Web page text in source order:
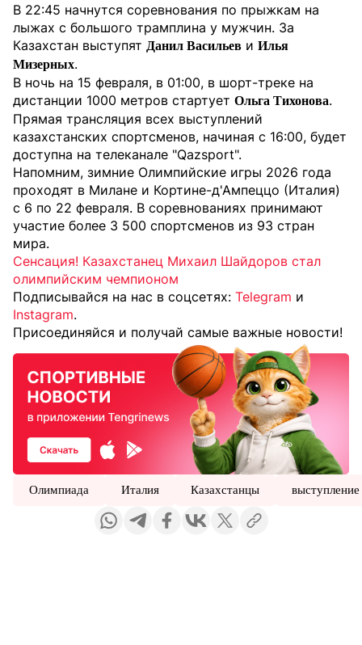
В 22:45 начнутся соревнования по прыжкам на
лыжах с большого трамплина у мужчин. За
Казахстан выступят Данил Васильев и Илья
Мизерных.
В ночь на 15 февраля, в 01:00, в шорт-треке на
дистанции 1000 метров стартует Ольга Тихонова.
Прямая трансляция всех выступлений
казахстанских спортсменов, начиная с 16:00, будет
доступна на телеканале "Qazsport".
Напомним, зимние Олимпийские игры 2026 года
проходят в Милане и Кортине-д'Ампеццо (Италия)
с 6 по 22 февраля. В соревнованиях принимают
участие более 3 500 спортсменов из 93 стран
мира.
Сенсация! Казахстанец Михаил Шайдоров стал
олимпийским чемпионом
Подписывайся на нас в соцсетях: Telegram и
Instagram.
Присоединяйся и получай самые важные новости!
Олимпиада Италия Казахстанцы выступление